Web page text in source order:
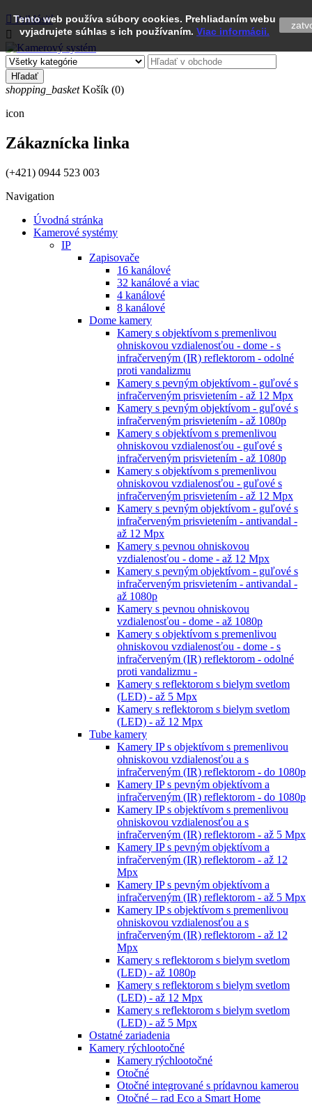
Tento web používa súbory cookies. Prehliadaním webu
vyjadrujete súhlas s ich používaním. Viac informácii.
 Prihlásiť

Hľadať
shopping_basket Košík (0)
icon
Zákaznícka linka
(+421) 0944 523 003
Navigation
Úvodná stránka
Kamerové systémy
IP
Zapisovače
16 kanálové
32 kanálové a viac
4 kanálové
8 kanálové
Dome kamery
Kamery s objektívom s premenlivou
ohniskovou vzdialenosťou - dome - s
infračerveným (IR) reflektorom - odolné
proti vandalizmu
Kamery s pevným objektívom - guľové s
infračerveným prisvietením - až 12 Mpx
Kamery s pevným objektívom - guľové s
infračerveným prisvietením - až 1080p
Kamery s objektívom s premenlivou
ohniskovou vzdialenosťou - guľové s
infračerveným prisvietením - až 1080p
Kamery s objektívom s premenlivou
ohniskovou vzdialenosťou - guľové s
infračerveným prisvietením - až 12 Mpx
Kamery s pevným objektívom - guľové s
infračerveným prisvietením - antivandal -
až 12 Mpx
Kamery s pevnou ohniskovou
vzdialenosťou - dome - až 12 Mpx
Kamery s pevným objektívom - guľové s
infračerveným prisvietením - antivandal -
až 1080p
Kamery s pevnou ohniskovou
vzdialenosťou - dome - až 1080p
Kamery s objektívom s premenlivou
ohniskovou vzdialenosťou - dome - s
infračerveným (IR) reflektorom - odolné
proti vandalizmu -
Kamery s reflektorom s bielym svetlom
(LED) - až 5 Mpx
Kamery s reflektorom s bielym svetlom
(LED) - až 12 Mpx
Tube kamery
Kamery IP s objektívom s premenlivou
ohniskovou vzdialenosťou a s
infračerveným (IR) reflektorom - do 1080p
Kamery IP s pevným objektívom a
infračerveným (IR) reflektorom - do 1080p
Kamery IP s objektívom s premenlivou
ohniskovou vzdialenosťou a s
infračerveným (IR) reflektorom - až 5 Mpx
Kamery IP s pevným objektívom a
infračerveným (IR) reflektorom - až 12
Mpx
Kamery IP s pevným objektívom a
infračerveným (IR) reflektorom - až 5 Mpx
Kamery IP s objektívom s premenlivou
ohniskovou vzdialenosťou a s
infračerveným (IR) reflektorom - až 12
Mpx
Kamery s reflektorom s bielym svetlom
(LED) - až 1080p
Kamery s reflektorom s bielym svetlom
(LED) - až 12 Mpx
Kamery s reflektorom s bielym svetlom
(LED) - až 5 Mpx
Ostatné zariadenia
Kamery rýchlootočné
Kamery rýchlootočné
Otočné
Otočné integrované s prídavnou kamerou
Otočné – rad Eco a Smart Home